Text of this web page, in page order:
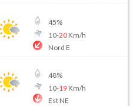
45%
10-20Km/h
Nord E
48%
10-19Km/h
Est NE